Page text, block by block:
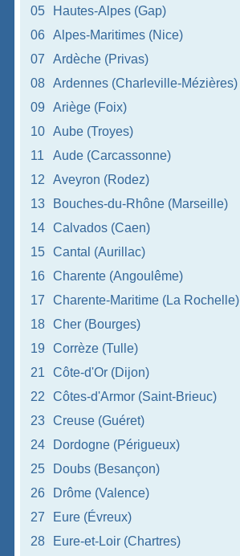
05 Hautes-Alpes (Gap)
06
Alpes-Maritimes (Nice)
07
Ardèche (Privas)
08
Ardennes (Charleville-Mézières)
09
Ariège (Foix)
10
Aube (Troyes)
11
Aude (Carcassonne)
12
Aveyron (Rodez)
13
Bouches-du-Rhône (Marseille)
14
Calvados (Caen)
15
Cantal (Aurillac)
16
Charente (Angoulême)
17
Charente-Maritime (La Rochelle)
18
Cher (Bourges)
19
Corrèze (Tulle)
21
Côte-d'Or (Dijon)
22
Côtes-d'Armor (Saint-Brieuc)
23
Creuse (Guéret)
24
Dordogne (Périgueux)
25
Doubs (Besançon)
26
Drôme (Valence)
27
Eure (Évreux)
28
Eure-et-Loir (Chartres)